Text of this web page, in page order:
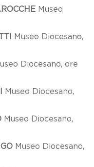
Museo
Museo Diocesano,
Diocesano, ore
Museo Diocesano,
Museo Diocesano,
Museo Diocesano,